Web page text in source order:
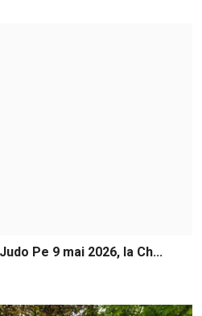
Pe 9 mai 2026, la Ch...